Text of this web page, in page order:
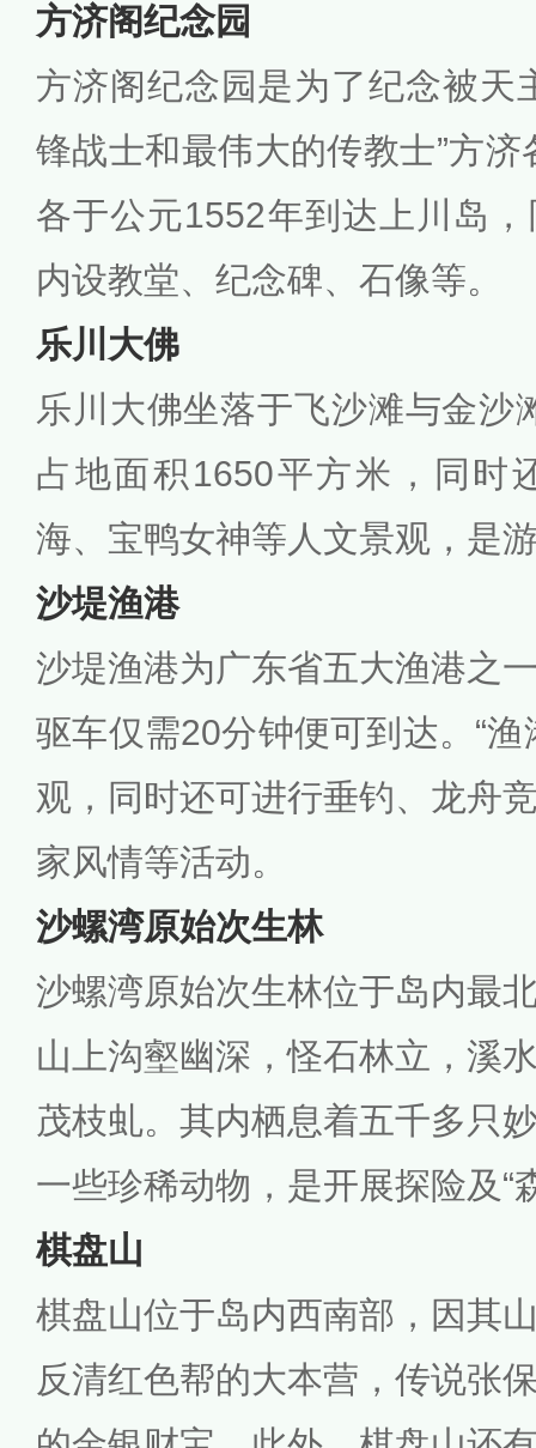
方济阁纪念园
方济阁纪念园是为了纪念被天
锋战士和最伟大的传教士”方济
各于公元1552年到达上川岛
内设教堂、纪念碑、石像等。
乐川大佛
乐川大佛坐落于飞沙滩与金沙
占地面积1650平方米，同时
海、宝鸭女神等人文景观，是
沙堤渔港
沙堤渔港为广东省五大渔港之
驱车仅需20分钟便可到达。“
观，同时还可进行垂钓、龙舟
家风情等活动。
沙螺湾原始次生林
沙螺湾原始次生林位于岛内最
山上沟壑幽深，怪石林立，溪
茂枝虬。其内栖息着五千多只
一些珍稀动物，是开展探险及“
棋盘山
棋盘山位于岛内西南部，因其
反清红色帮的大本营，传说张